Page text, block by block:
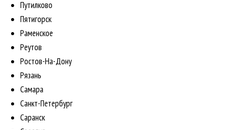
Путилково
Пятигорск
Раменское
Реутов
Ростов-На-Дону
Рязань
Самара
Санкт-Петербург
Саранск